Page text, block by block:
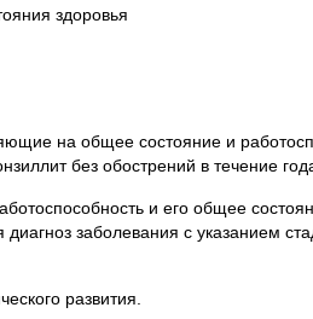
здоровья
на общее состояние и
без обострений в течение
и его общее
заболевания с указанием
развития.